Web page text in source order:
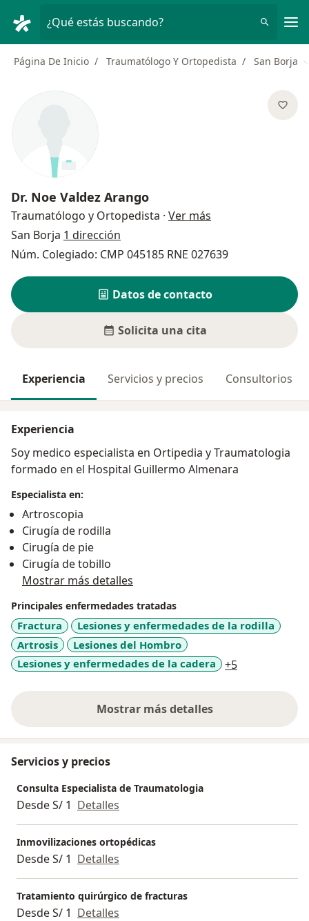
¿Qué estás buscando?
Página De Inicio Traumatólogo Y Ortopedista San Borja
Dr. Noe Valdez Arango
Traumatólogo y Ortopedista · Ver más
San Borja 1 dirección
Núm. Colegiado: CMP 045185 RNE 027639
Datos de contacto
Solicita una cita
Experiencia Servicios y precios Consultorios
Experiencia
Soy medico especialista en Ortipedia y Traumatologia
formado en el Hospital Guillermo Almenara
Especialista en:
Artroscopia
Cirugía de rodilla
Cirugía de pie
Cirugía de tobillo
Mostrar más detalles
Principales enfermedades tratadas
Fractura
Lesiones y enfermedades de la rodilla
Artrosis
Lesiones del Hombro
Lesiones y enfermedades de la cadera
+5
Mostrar más detalles
sobre la experiencia
Servicios y precios
Consulta Especialista de Traumatologia
Desde S/ 1 Detalles
Inmovilizaciones ortopédicas
Desde S/ 1 Detalles
Tratamiento quirúrgico de fracturas
Desde S/ 1 Detalles